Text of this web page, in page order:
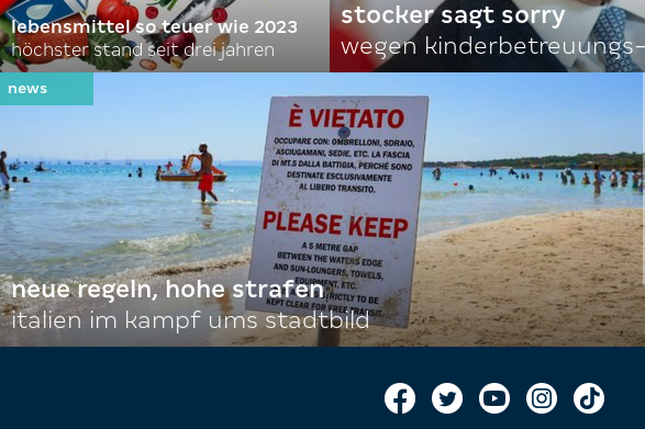
lebensmittel so teuer wie 2023
höchster stand seit drei jahren
stocker sagt sorry
wegen
©
neue regeln, hohe strafen
italien im kampf ums stadtbild